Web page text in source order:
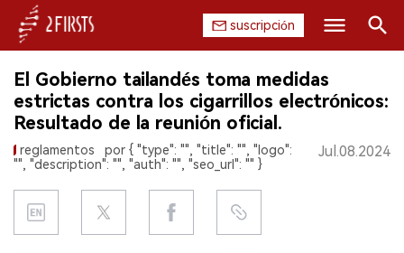
suscripción
INICIO
EMPRESA
REGULACIÓN
El Gobierno tailandés toma medidas
estrictas contra los cigarrillos electrónicos:
Resultado de la reunión oficial.
reglamentos
por { "type": "", "title": "", "logo":
"", "description": "", "auth": "", "seo_url": "" }
Jul.08.2024